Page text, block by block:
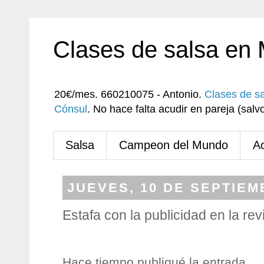
Clases de salsa en
20€/mes. 660210075 - Antonio. Clases de
Cónsul . No hace falta acudir en pareja
Salsa Campeon del Mundo
JUEVES, 10 DE
Estafa con la publicidad en la